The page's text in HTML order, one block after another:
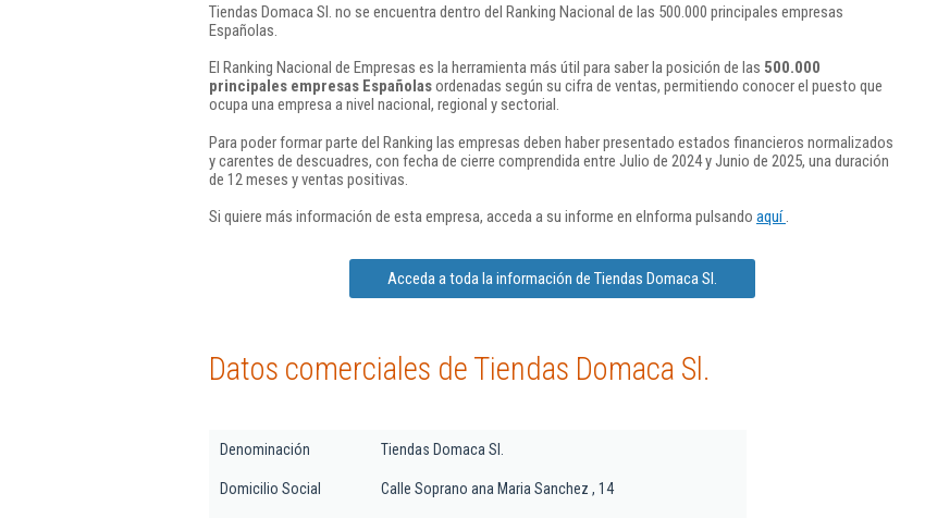
Tiendas Domaca Sl. no se encuentra dentro del Ranking Nacional de las 500.000 principales empresas
Españolas.
El Ranking Nacional de Empresas es la herramienta más útil para saber la posición de las 500.000
principales empresas Españolasordenadas según su cifra de ventas, permitiendo conocer el puesto que
ocupa una empresa a nivel nacional, regional y sectorial.
Para poder formar parte del Ranking las empresas deben haber presentado estados financieros normalizados
y carentes de descuadres, con fecha de cierre comprendida entre Julio de 2024 y Junio de 2025, una duración
de 12 meses y ventas positivas.
Si quiere más información de esta empresa, acceda a su informe en eInforma pulsando aquí.
Acceda a toda la información de Tiendas Domaca Sl.
Datos comerciales de Tiendas Domaca Sl.
Denominación Tiendas Domaca Sl.
Domicilio Social Calle Soprano ana Maria Sanchez , 14